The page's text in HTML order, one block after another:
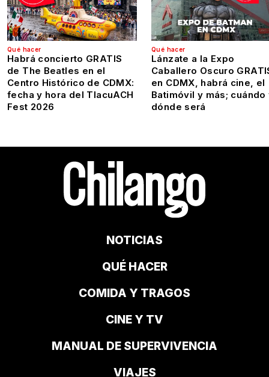
Qué hacer
Habrá concierto GRATIS
de The Beatles en el
Centro Histórico de CDMX:
fecha y hora del TlacuACH
Fest 2026
Qué hacer
Lánzate a la Expo
Caballero Oscuro
en CDMX, habrá cine, el
Batimóvil y más; cuándo
dónde será
NOTICIAS
QUÉ HACER
COMIDA Y TRAGOS
CINE Y TV
MANUAL DE SUPERVIVENCIA
VIAJES